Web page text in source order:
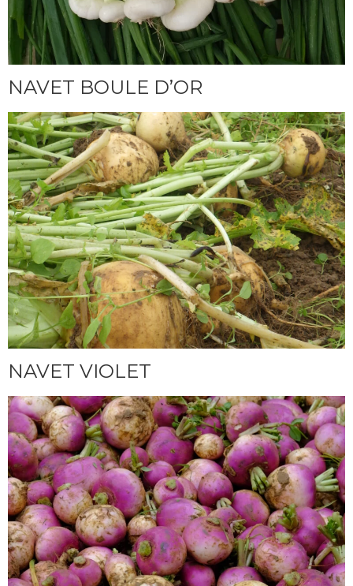
NAVET BOULE D’OR
NAVET VIOLET